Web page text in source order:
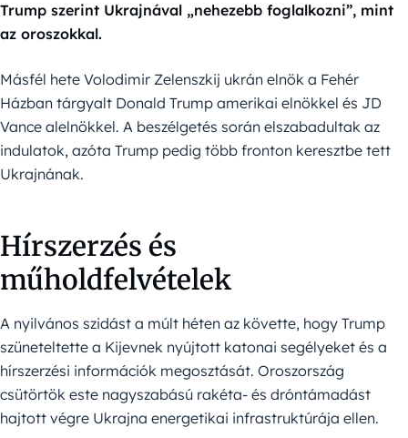
Trump szerint Ukrajnával „nehezebb foglalkozni”, mint
az oroszokkal.
Másfél hete Volodimir Zelenszkij ukrán elnök a Fehér
Házban tárgyalt Donald Trump amerikai elnökkel és JD
Vance alelnökkel. A beszélgetés során elszabadultak az
indulatok, azóta Trump pedig több fronton keresztbe tett
Ukrajnának.
Hírszerzés és
műholdfelvételek
A nyilvános szidást a múlt héten az követte, hogy Trump
szüneteltette a Kijevnek nyújtott katonai segélyeket és a
hírszerzési információk megosztását. Oroszország
csütörtök este nagyszabású rakéta- és dróntámadást
hajtott végre Ukrajna energetikai infrastruktúrája ellen.